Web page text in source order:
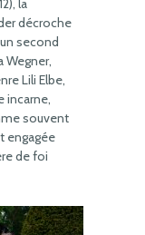
la
décroche
second
Wegner,
Lili Elbe,
incarne,
souvent
engagée
de foi